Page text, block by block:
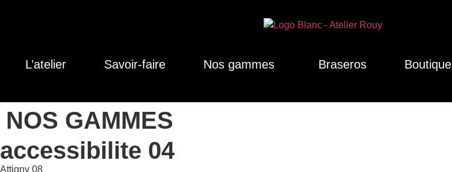
L’atelier Savoir-faire Nos gammes Braseros Boutique
NOS GAMMES
accessibilite 04
Attigny 08